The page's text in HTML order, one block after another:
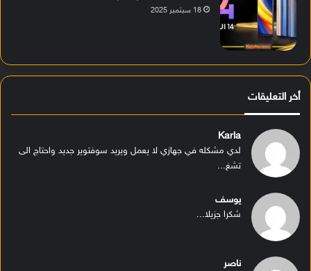
18 سبتمبر 2025
أخر التعليقات
Karla
لدي مشكله في جهازي لا يعمل ويريد سوفتوير جديد واحتاج الى
تشغ...
يوسف
شكرا جزيلا...
ناصر